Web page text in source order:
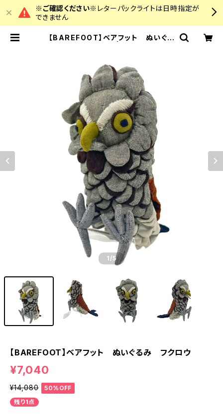
※ご確認ください※ レターパックライトは日時指定が
できません
【BAREFOOT】ベアフット ぬいぐる
1 /5
【BAREFOOT】ベアフット ぬいぐるみ フクロウ
¥7,040
¥14,080
50%OFF
残り1点